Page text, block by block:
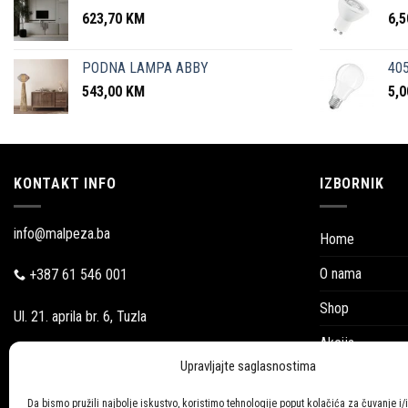
Upravljajte saglasnostima
Da bismo pružili najbolje iskustvo, koristimo tehnologije poput kolačića za čuvanje
623,70 KM
PODNA LAMPA ABBY
543,00 KM
KONTAKT INFO
info@malpeza.ba
+387 61 546 001
Ul. 21. aprila br. 6, Tuzla
Subotom:
IZBORNIK
Home
O nama
Shop
Akcija